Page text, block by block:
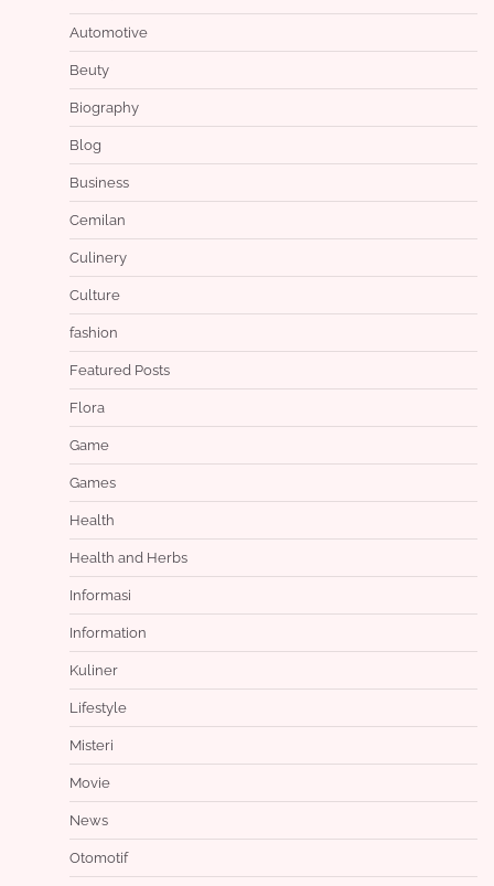
Automotive
Beuty
Biography
Blog
Business
Cemilan
Culinery
Culture
fashion
Featured Posts
Flora
Game
Games
Health
Health and Herbs
Informasi
Information
Kuliner
Lifestyle
Misteri
Movie
News
Otomotif